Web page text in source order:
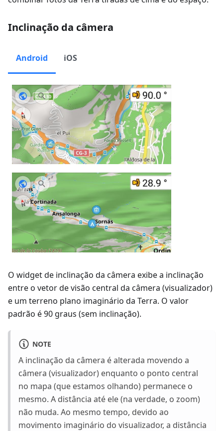
Inclinação da câmera
Android iOS
O widget de inclinação da câmera exibe a inclinação
entre o vetor de visão central da câmera (visualizador)
e um terreno plano imaginário da Terra. O valor
padrão é 90 graus (sem inclinação).
NOTE
A inclinação da câmera é alterada movendo a
câmera (visualizador) enquanto o ponto central
no mapa (que estamos olhando) permanece o
mesmo. A distância até ele (na verdade, o zoom)
não muda. Ao mesmo tempo, devido ao
movimento imaginário do visualizador, a distância